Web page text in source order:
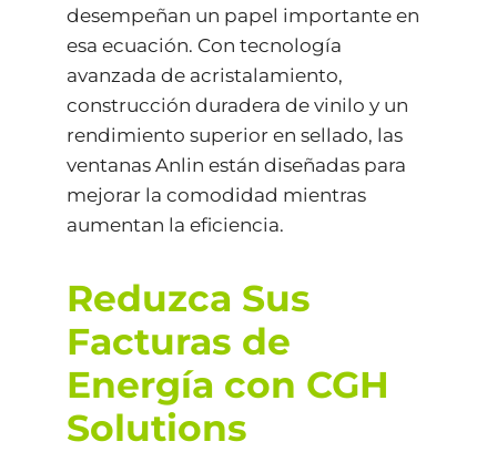
desempeñan un papel importante en
esa ecuación. Con tecnología
avanzada de acristalamiento,
construcción duradera de vinilo y un
rendimiento superior en sellado, las
ventanas Anlin están diseñadas para
mejorar la comodidad mientras
aumentan la eficiencia.
Reduzca Sus
Facturas de
Energía con CGH
Solutions